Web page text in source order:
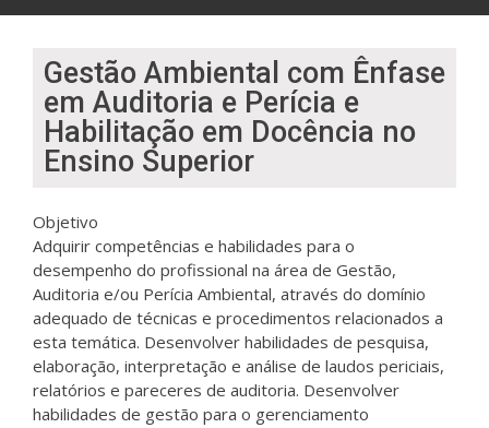
Gestão Ambiental com Ênfase
em Auditoria e Perícia e
Habilitação em Docência no
Ensino Superior
Objetivo
Adquirir competências e habilidades para o
desempenho do profissional na área de Gestão,
Auditoria e/ou Perícia Ambiental, através do domínio
adequado de técnicas e procedimentos relacionados a
esta temática. Desenvolver habilidades de pesquisa,
elaboração, interpretação e análise de laudos periciais,
relatórios e pareceres de auditoria. Desenvolver
habilidades de gestão para o gerenciamento